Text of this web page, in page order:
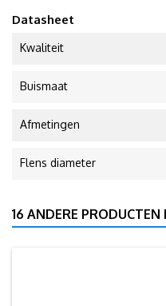
Datasheet
Kwaliteit
Buismaat
Afmetingen
Flens diameter
16 ANDERE PRODUCTEN